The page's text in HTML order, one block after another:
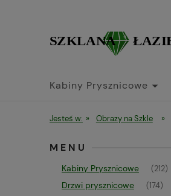
Kabiny Prysznicowe
Jesteś w: » Obrazy na Szkle »
MENU
Kabiny Prysznicowe (212)
Drzwi prysznicowe (174)